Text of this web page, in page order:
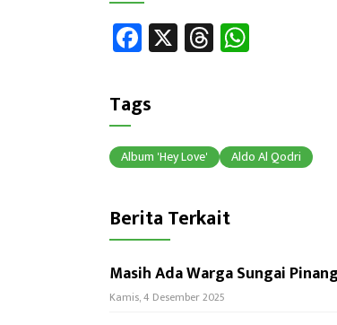
Fa
ce
b
o
ok
X T
hr
p
p
Tags
Album 'Hey Love' Aldo Al Qodri
Berita Terkait
Masih Ada Warga Sungai
Kamis, 4 Desember 2025